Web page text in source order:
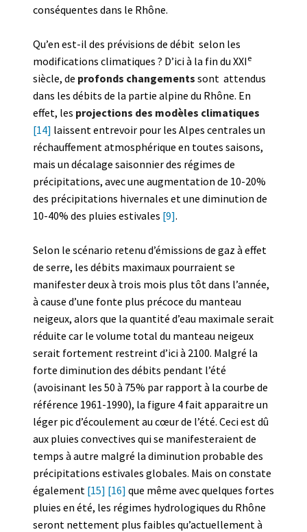
conséquentes dans le Rhône.
Qu’en est-il des prévisions de débit selon les
modifications climatiques ? D’ici à la fin du XXIe
siècle, de profonds changements sont attendus
dans les débits de la partie alpine du Rhône. En
effet, les projections des modèles climatiques
[14] laissent entrevoir pour les Alpes centrales un
réchauffement atmosphérique en toutes saisons,
mais un décalage saisonnier des régimes de
précipitations, avec une augmentation de 10-20%
des précipitations hivernales et une diminution de
10-40% des pluies estivales [9].
Selon le scénario retenu d’émissions de gaz à effet
de serre, les débits maximaux pourraient se
manifester deux à trois mois plus tôt dans l’année,
à cause d’une fonte plus précoce du manteau
neigeux, alors que la quantité d’eau maximale serait
réduite car le volume total du manteau neigeux
serait fortement restreint d’ici à 2100. Malgré la
forte diminution des débits pendant l’été
(avoisinant les 50 à 75% par rapport à la courbe de
référence 1961-1990), la figure 4 fait apparaitre un
léger pic d’écoulement au cœur de l’été. Ceci est dû
aux pluies convectives qui se manifesteraient de
temps à autre malgré la diminution probable des
précipitations estivales globales. Mais on constate
également [15] [16] que même avec quelques fortes
pluies en été, les régimes hydrologiques du Rhône
seront nettement plus faibles qu’actuellement à